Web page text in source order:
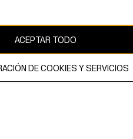
protegido por copyright y es
AB.
ACEPTAR TODO
DE COOKIES Y SERVICIOS